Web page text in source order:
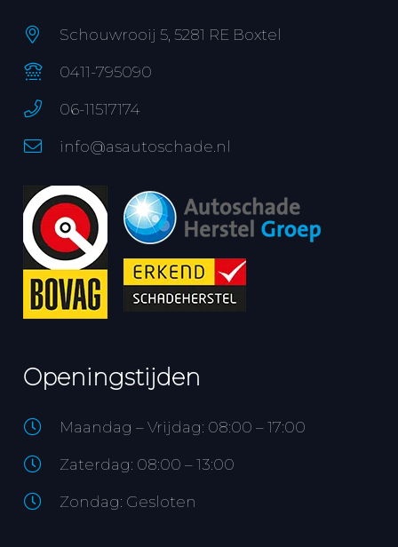
Schouwrooij 5, 5281 RE Boxtel
0411-795090
06-11517174
info@asautoschade.nl
Openingstijden
Maandag – Vrijdag: 08:00 – 17:00
Zaterdag: 08:00 – 13:00
Zondag: Gesloten